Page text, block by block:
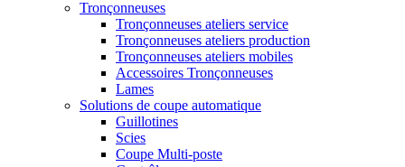
Tronçonneuses
Tronçonneuses ateliers service
Tronçonneuses ateliers production
Tronçonneuses ateliers mobiles
Accessoires Tronçonneuses
Lames
Solutions de coupe automatique
Guillotines
Scies
Coupe Multi-poste